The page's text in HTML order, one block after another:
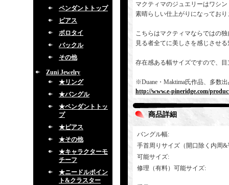
ペンダントトップ
ピアス
ボロタイ
バックル
その他
Zuni Jewelry
★リング
★バングル
★ペンダントトッ
プ
★ピアス
★その他
★キャラクターモ
チーフ
★ニードルポイン
ト&クラスター
マクティマのジュエリーはワシ
素晴らしい仕上がりになっており
こちらはマクティマならではの
見る者全てに美しさを感じさせ
存在感ある幅サイズですので、
※Duane・Maktima氏作品、多数
http://www.e-pineridge.com/
商品詳細
バングル幅:
手首周りサイズ（開口除く内周&
可能サイズ:
修理（有料）可能サイズ: